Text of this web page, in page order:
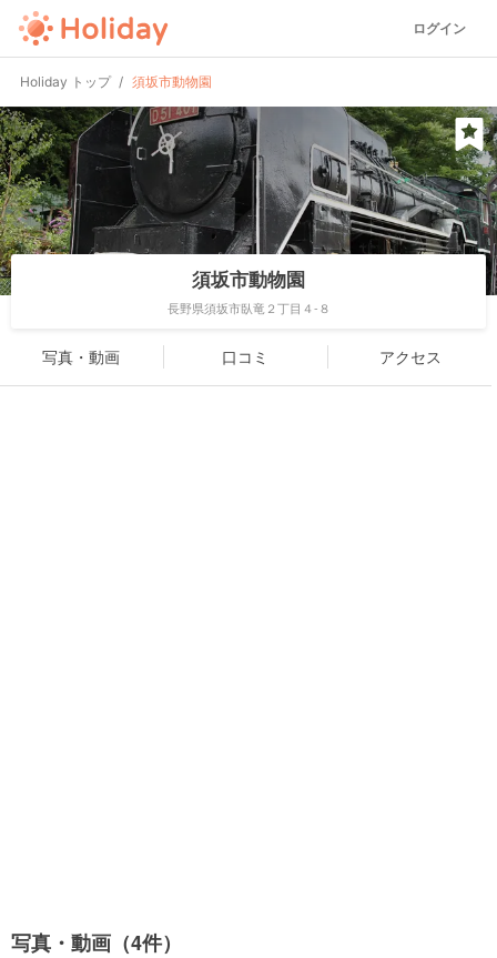
ログイン
Holiday トップ 須坂市動物園
須坂市動物園
長野県須坂市臥竜２丁目４-８
写真・動画 口コミ アクセス
写真・動画（4件）